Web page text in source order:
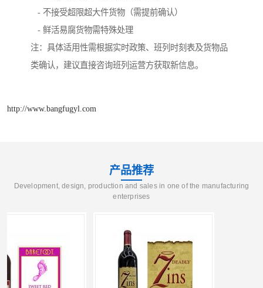
- 不接受超限超大件货物（需提前确认）
- 鲜活易腐货物需特殊处理
注：具体适用性需根据实时政策、班列时刻表及货物品
类确认，建议直接咨询班列运营方获取新信息。
http://www.bangfugyl.com
产品推荐
Development, design, production and sales in one of the manufacturing
enterprises